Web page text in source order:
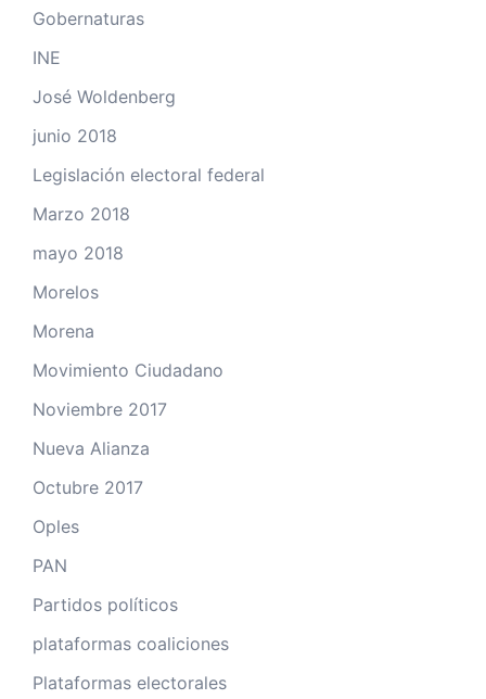
Gobernaturas
INE
José Woldenberg
junio 2018
Legislación electoral federal
Marzo 2018
mayo 2018
Morelos
Morena
Movimiento Ciudadano
Noviembre 2017
Nueva Alianza
Octubre 2017
Oples
PAN
Partidos políticos
plataformas coaliciones
Plataformas electorales